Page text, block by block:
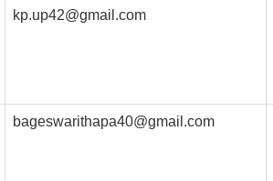
kp.up42@gmail.com
bageswarithapa40@gmail.com